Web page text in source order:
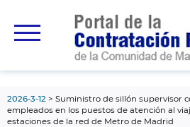
principal
2026-3-12
Suministro de sillón supervisor
empleados en los puestos de atención al
estaciones de la red de Metro de Madrid